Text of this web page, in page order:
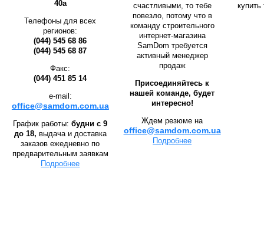
40а
Телефоны для всех
регионов:
(044) 545 68 86
(044) 545 68 87
Факс:
(044) 451 85 14
e-mail:
office@samdom.com.ua
График работы:будни с 9
до 18, выдача и доставка
заказов ежедневно по
предварительным заявкам
Подробнее
счастливыми, то тебе
повезло, потому что в
команду строительного
интернет-магазина
SamDom требуется
активный менеджер
продаж
Присоединяйтесь к
нашей команде, будет
интересно!
Ждем резюме на
office@samdom.com.uа
Подробнее
купить